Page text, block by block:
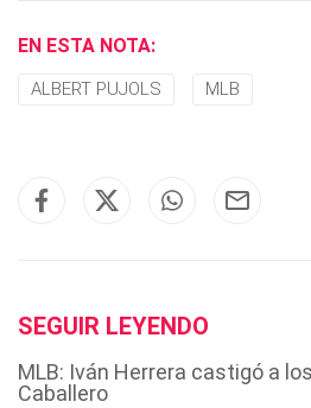
EN ESTA NOTA:
ALBERT PUJOLS MLB
SEGUIR LEYENDO
MLB: Iván Herrera castigó a
Caballero